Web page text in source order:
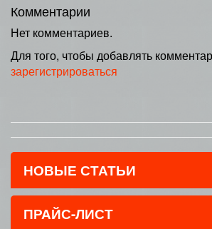
Комментарии
Нет комментариев.
Для того, чтобы добавлять
зарегистрироваться
НОВЫЕ СТАТЬИ
ПРАЙС-ЛИСТ